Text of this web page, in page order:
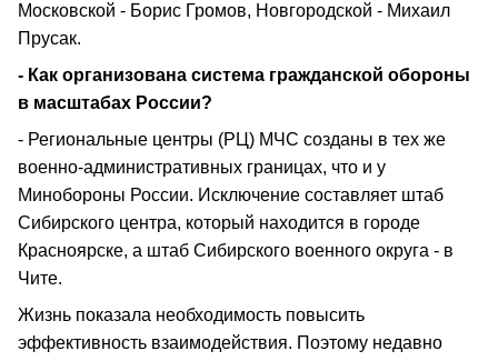
Московской - Борис Громов, Новгородской - Михаил
Прусак.
- Как организована система гражданской обороны
в масштабах России?
- Региональные центры (РЦ) МЧС созданы в тех же
военно-административных границах, что и у
Минобороны России. Исключение составляет штаб
Сибирского центра, который находится в городе
Красноярске, а штаб Сибирского военного округа - в
Чите.
Жизнь показала необходимость повысить
эффективность взаимодействия. Поэтому недавно